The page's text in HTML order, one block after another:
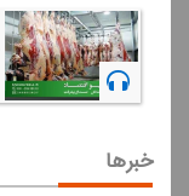
1404/12/18
خبرها